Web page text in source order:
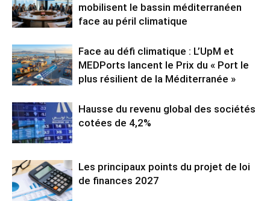
mobilisent le bassin méditerranéen
face au péril climatique
Face au défi climatique : L’UpM et
MEDPorts lancent le Prix du « Port le
plus résilient de la Méditerranée »
Hausse du revenu global des sociétés
cotées de 4,2%
Les principaux points du projet de loi
de finances 2027